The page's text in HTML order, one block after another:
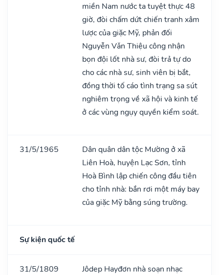
miền Nam nước ta tuyệt thực 48
giờ, đòi chấm dứt chiến tranh xâm
lược của giặc Mỹ, phản đối
Nguyễn Vǎn Thiệu công nhận
bọn đội lốt nhà sư, đòi trả tự do
cho các nhà sư, sinh viên bị bắt,
đồng thời tố cáo tình trạng sa sút
nghiêm trọng về xã hội và kinh tế
ở các vùng ngụy quyền kiểm soát.
31/5/1965
Dân quân dân tộc Mường ở xã
Liên Hoà, huyện Lạc Sơn, tỉnh
Hoà Bình lập chiến công đầu tiên
cho tỉnh nhà: bắn rơi một máy bay
của giặc Mỹ bằng súng trường.
Sự kiện quốc tế
31/5/1809
Jôdep Hayđơn nhà soạn nhạc